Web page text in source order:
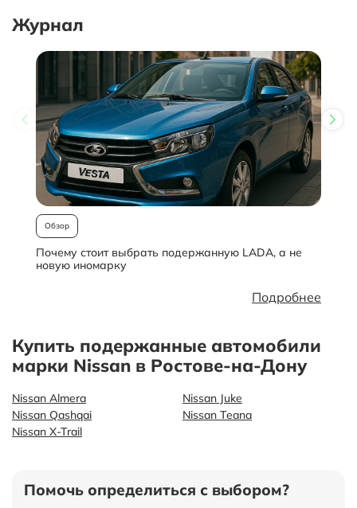
Журнал
Обзор
Почему стоит выбрать подержанную LADA, а не
новую иномарку
Подробнее
Купить подержанные автомобили
марки Nissan в Ростове-на-Дону
Nissan Almera
Nissan Juke
Nissan Qashqai
Nissan Teana
Nissan X-Trail
Помочь определиться с выбором?